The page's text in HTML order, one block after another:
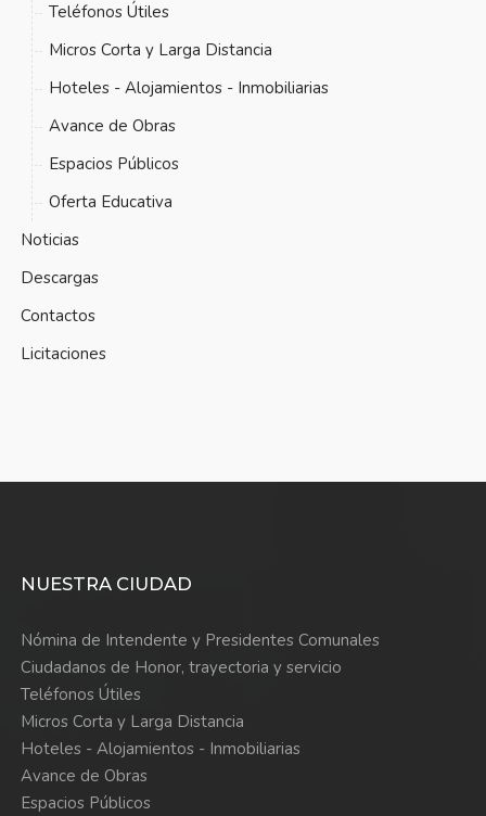
Teléfonos Útiles
Micros Corta y Larga Distancia
Hoteles - Alojamientos - Inmobiliarias
Avance de Obras
Espacios Públicos
Oferta Educativa
Noticias
Descargas
Contactos
Licitaciones
NUESTRA CIUDAD
Nómina de Intendente y Presidentes Comunales
Ciudadanos de Honor, trayectoria y servicio
Teléfonos Útiles
Micros Corta y Larga Distancia
Hoteles - Alojamientos - Inmobiliarias
Avance de Obras
Espacios Públicos